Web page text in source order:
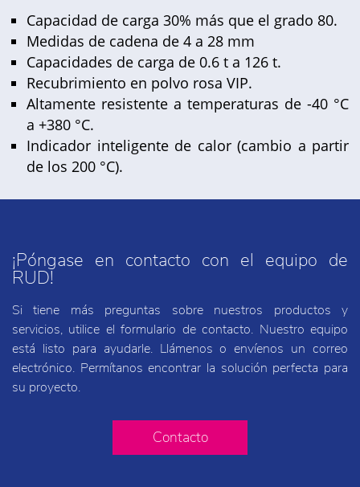
Capacidad de carga 30% más que el grado 80.
Medidas de cadena de 4 a 28 mm
Capacidades de carga de 0.6 t a 126 t.
Recubrimiento en polvo rosa VIP.
Altamente resistente a temperaturas de -40 °C
a +380 °C.
Indicador inteligente de calor (cambio a partir
de los 200 °C).
¡Póngase en contacto con el equipo de
RUD!
Si tiene más preguntas sobre nuestros productos y
servicios, utilice el formulario de contacto. Nuestro equipo
está listo para ayudarle. Llámenos o envíenos un correo
electrónico. Permítanos encontrar la solución perfecta para
su proyecto.
Contacto